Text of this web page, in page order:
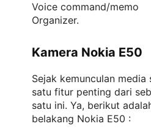
Voice command/memo
Organizer.
Kamera Nokia E50
Sejak kemunculan
satu fitur penting dari
satu ini. Ya, berikut
belakang Nokia E50 :